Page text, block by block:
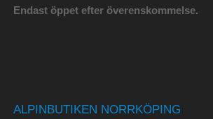
Endast öppet efter överenskommelse.
ALPINBUTIKEN NORRKÖPING